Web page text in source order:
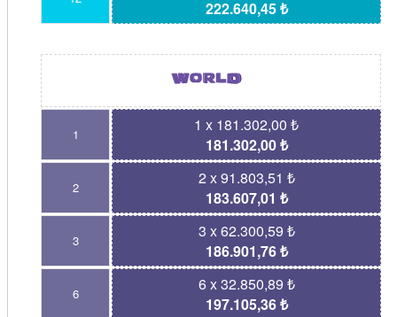
222.640,45 ₺
1
1 x 181.302,00 ₺
181.302,00 ₺
2
2 x 91.803,51 ₺
183.607,01 ₺
3
3 x 62.300,59 ₺
186.901,76 ₺
6
6 x 32.850,89 ₺
197.105,36 ₺